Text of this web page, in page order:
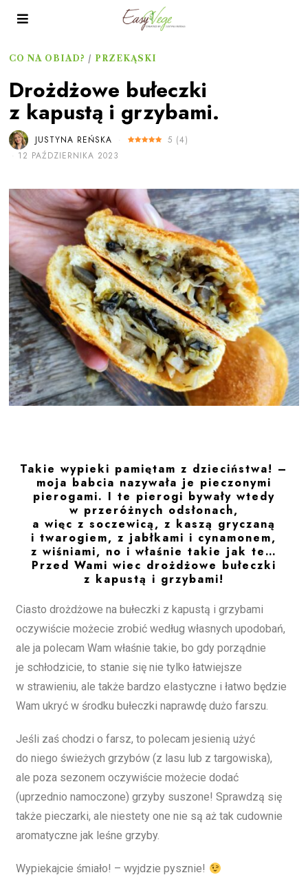
CO NA OBIAD? / PRZEKĄSKI
Drożdżowe bułeczki
z kapustą i grzybami.
JUSTYNA REŃSKA 5 (4)
12 PAŹDZIERNIKA 2023
Takie wypieki pamiętam z dzieciństwa! –
moja babcia nazywała je pieczonymi
pierogami. I te pierogi bywały wtedy
w przeróżnych odsłonach,
a więc z soczewicą, z kaszą gryczaną
i twarogiem, z jabłkami i cynamonem,
z wiśniami, no i właśnie takie jak te…
Przed Wami wiec drożdżowe bułeczki
z kapustą i grzybami!
Ciasto drożdżowe na bułeczki z kapustą i grzybami
oczywiście możecie zrobić według własnych upodobań,
ale ja polecam Wam właśnie takie, bo gdy porządnie
je schłodzicie, to stanie się nie tylko łatwiejsze
w strawieniu, ale także bardzo elastyczne i łatwo będzie
Wam ukryć w środku bułeczki naprawdę dużo farszu.
Jeśli zaś chodzi o farsz, to polecam jesienią użyć
do niego świeżych grzybów (z lasu lub z targowiska),
ale poza sezonem oczywiście możecie dodać
(uprzednio namoczone) grzyby suszone! Sprawdzą się
także pieczarki, ale niestety one nie są aż tak cudownie
aromatyczne jak leśne grzyby.
Wypiekajcie śmiało! – wyjdzie pysznie!